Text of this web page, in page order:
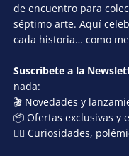
de encuentro para
séptimo arte. Aquí
cada historia… como
Suscríbete a la
nada:
🎬 Novedades y
📦 Ofertas exclusivas y
🕵️‍♂️ Curiosidades,